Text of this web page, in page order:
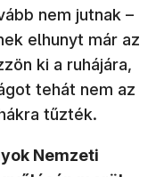
nem jutnak –
elhunyt már az
ki a ruhájára,
tehát nem az
tűzték.
Nemzeti